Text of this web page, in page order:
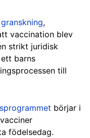
granskning,
vaccination blev
strikt juridisk
barns
till
börjar i
födelsedag.